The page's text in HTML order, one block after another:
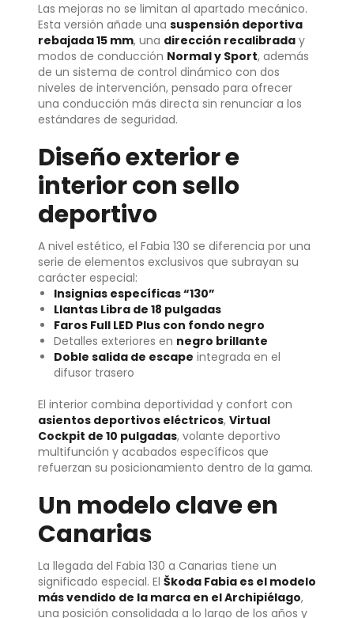
Las mejoras no se limitan al apartado mecánico.
Esta versión añade una suspensión deportiva
rebajada 15 mm, una dirección recalibrada y
modos de conducción Normal y Sport, además
de un sistema de control dinámico con dos
niveles de intervención, pensado para ofrecer
una conducción más directa sin renunciar a los
estándares de seguridad.
Diseño exterior e
interior con sello
deportivo
A nivel estético, el Fabia 130 se diferencia por una
serie de elementos exclusivos que subrayan su
carácter especial:
Insignias específicas “130”
Llantas Libra de 18 pulgadas
Faros Full LED Plus con fondo negro
Detalles exteriores en negro brillante
Doble salida de escape integrada en el
difusor trasero
El interior combina deportividad y confort con
asientos deportivos eléctricos, Virtual
Cockpit de 10 pulgadas, volante deportivo
multifunción y acabados específicos que
refuerzan su posicionamiento dentro de la gama.
Un modelo clave en
Canarias
La llegada del Fabia 130 a Canarias tiene un
significado especial. El Škoda Fabia es el modelo
más vendido de la marca en el Archipiélago,
una posición consolidada a lo largo de los años y